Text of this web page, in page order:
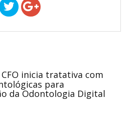
inicia tratativa com
para
da Odontologia Digital